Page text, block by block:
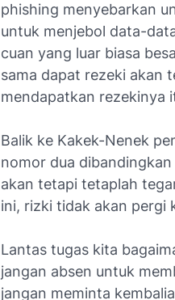
phishing menyebarkan
untuk menjebol data-
cuan yang luar biasa
sama dapat rezeki akan
mendapatkan rezekinya
Balik ke Kakek-Nenek
nomor dua
akan tetapi tetaplah
ini, rizki tidak akan pergi
Lantas tugas kita
jangan absen untuk
jangan meminta